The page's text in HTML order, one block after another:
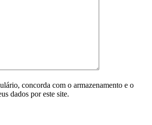
concorda com o armazenamento e o
dados por este site.